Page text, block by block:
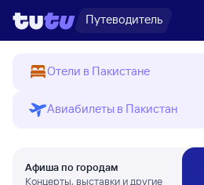
Путеводитель
Отели в Пакистане
Авиабилеты в Пакистан
Афиша по городам
Концерты, выставки и другие